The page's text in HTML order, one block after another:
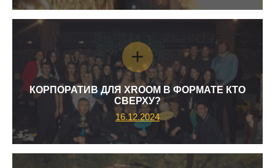
КОРПОРАТИВ ДЛЯ XROOM В ФОРМАТЕ КТО
СВЕРХУ?
16.12.2024